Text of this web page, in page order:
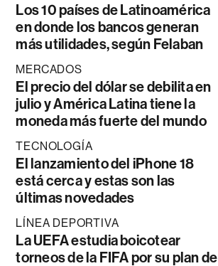
Los 10 países de Latinoamérica
en donde los bancos generan
más utilidades, según Felaban
MERCADOS
El precio del dólar se debilita en
julio y América Latina tiene la
moneda más fuerte del mundo
TECNOLOGÍA
El lanzamiento del iPhone 18
está cerca y estas son las
últimas novedades
LÍNEA DEPORTIVA
La UEFA estudia boicotear
torneos de la FIFA por su plan de